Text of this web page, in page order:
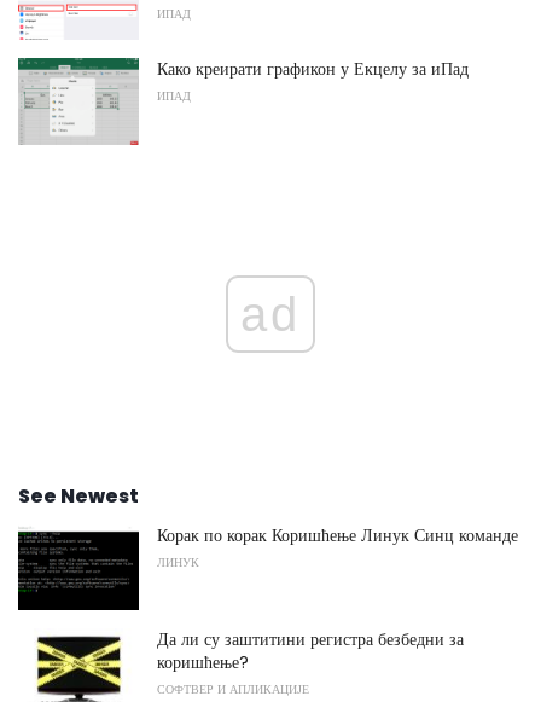
ИПАД
Како креирати графикон у Екцелу за иПад
ИПАД
ad
See Newest
Корак по корак Коришћење Линук Синц команде
ЛИНУК
Да ли су заштитини регистра безбедни за
коришћење?
СОФТВЕР И АПЛИКАЦИЈЕ